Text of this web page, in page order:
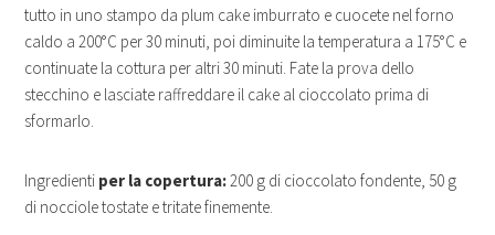
tutto in uno stampo da plum cake imburrato e cuocete nel forno
caldo a 200°C per 30 minuti, poi diminuite la temperatura a 175°C e
continuate la cottura per altri 30 minuti. Fate la prova dello
stecchino e lasciate raffreddare il cake al cioccolato prima di
sformarlo.
Ingredienti per la copertura:200 g di cioccolato fondente, 50 g
di nocciole tostate e tritate finemente.